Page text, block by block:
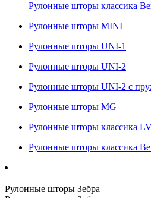
Рулонные шторы классика
Рулонные шторы MINI
Рулонные шторы UNI-1
Рулонные шторы UNI-2
Рулонные шторы UNI-2 с
Рулонные шторы MG
Рулонные шторы классика
Рулонные шторы классика
Рулонные шторы Зебра